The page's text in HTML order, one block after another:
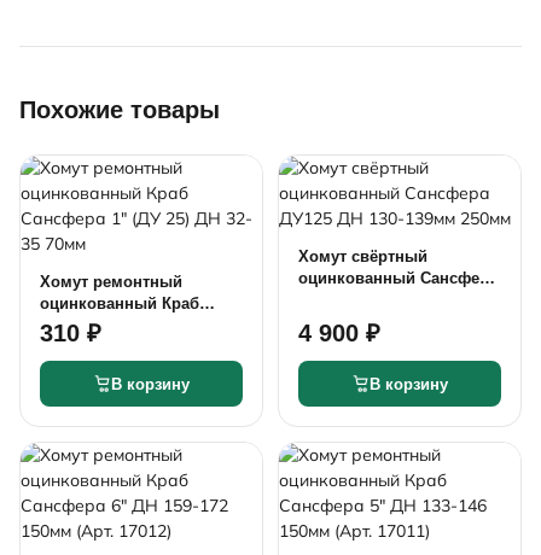
Похожие товары
Хомут ремонтный
оцинкованный Краб
Сансфера 1" (ДУ 25) ДН
32-35 70мм
310 ₽
В корзину
Хомут свёртный
оцинкованный Сансфера
250мм
4 900 ₽
В корзину